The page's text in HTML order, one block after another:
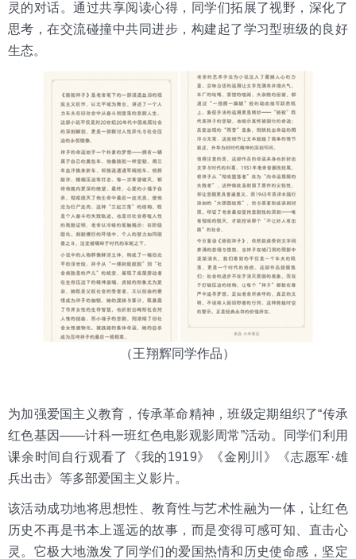
灵的对话。通过共享阅读心得，同学们拓展了视野，深化了
思考，在交流碰撞中共同进步，构建起了学习型班级的良好
生态。
（王翔辉同学作品）
为加强爱国主义教育，传承革命精神，班级定期组织了“传承
红色基因——计科一班红色电影观影周常”活动。同学们利用
课余时间自行观看了《我的1919》《金刚川》《志愿军·雄
兵出击》等多部爱国主义影片。
该活动成功地将思想性、教育性与艺术性融为一体，让红色
历史不再是书本上遥远的故事，而是变得可感可知、直击心
灵。它极大地激发了同学们的爱国热情和历史使命感，坚定